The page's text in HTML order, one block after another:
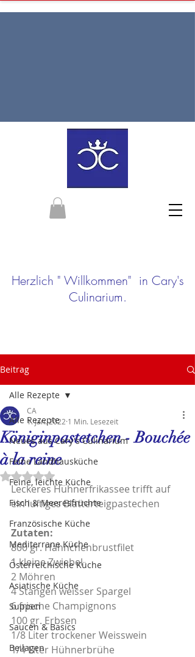
Herzlich " Willkommen" in Cary's
Culinarium.
Beitrag
Alle Rezepte
Neues aus Cary's Culinarium
Feine Landhausküche
Feine, leichte Küche
Fisch & Meeresfrüchte
Französische Küche
Mediterrane Küche
Österreichische Küche
Asiatische Küche
Suppen
Saucen & Basics
Beilagen
Alle Rezepte
Königinpastetchen - Bouchée
à la reine
CA
1. Jan. 2022 1 Min. Lesezeit
Mit NaN von 5 Sternen bewertet.
Leckeres Hühnerfrikassee trifft auf
ein luftiges Blätterteigpastechen
Zutaten:
800 gr. Hähnchenbrustfilet
1 kleine Zwiebel
2 Möhren
4 Stangen weisser Spargel
6 frische Champignons
100 gr. Erbsen
1/8 Liter trockener Weisswein
1/4 Liter Hühnerbrühe